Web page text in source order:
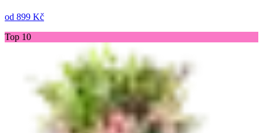
od 899 Kč
Top 10